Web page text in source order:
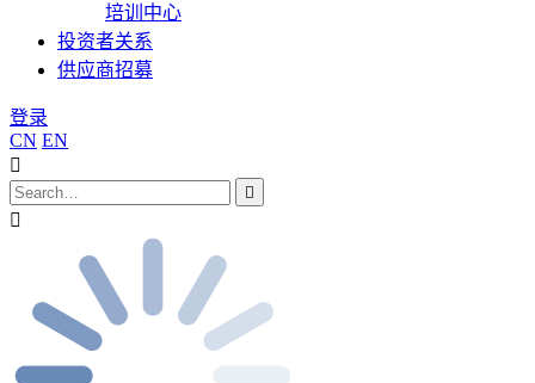
培训中心
投资者关系
供应商招募
登录
CN EN